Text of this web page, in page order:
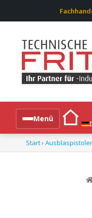
Menü
Alle Produkte
Start›